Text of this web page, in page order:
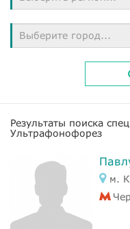
Выберите город...
Результаты поиска
Ультрафонофорез
м.